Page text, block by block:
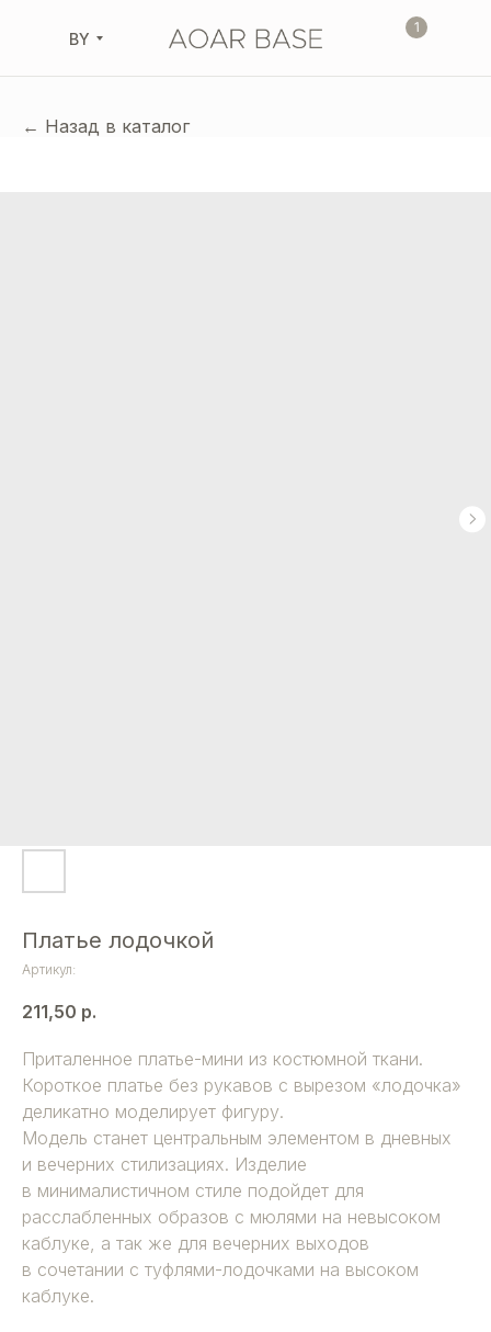
1
BY
← Назад в каталог
Платье лодочкой
Артикул:
211,50 р.
Приталенное платье-мини из костюмной ткани.
Короткое платье без рукавов с вырезом «лодочка»
деликатно моделирует фигуру.
Модель станет центральным элементом в дневных
и вечерних стилизациях. Изделие
в минималистичном стиле подойдет для
расслабленных образов с мюлями на невысоком
каблуке, а так же для вечерних выходов
в сочетании с туфлями-лодочками на высоком
каблуке.